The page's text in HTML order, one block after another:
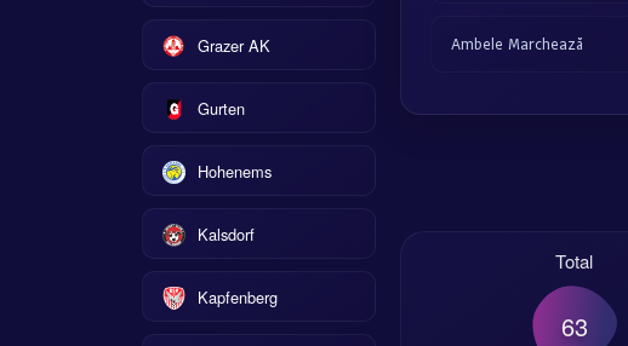
Grazer AK
Gurten
Hohenems
Kalsdorf
Kapfenberg
Ambele Marchează
Total
63